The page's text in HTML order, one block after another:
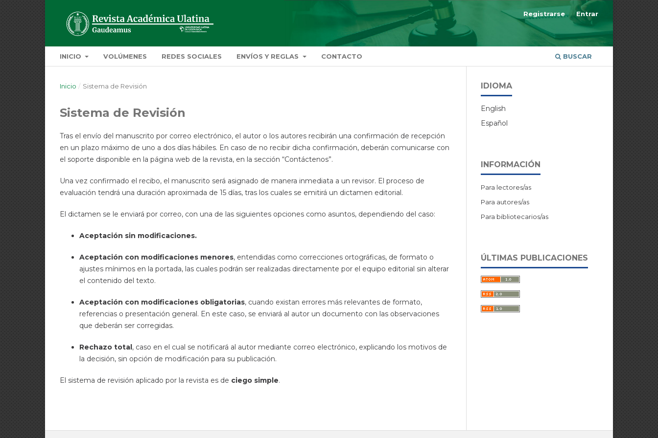
INICIO VOLÚMENES REDES SOCIALES ENVÍOS Y REGLAS CONTACTO BUSCAR
Registrarse Entrar
Inicio / Sistema de Revisión
Sistema de Revisión
Tras el envío del manuscrito por correo electrónico, el autor o los autores recibirán una confirmación de recepción
en un plazo máximo de uno a dos días hábiles. En caso de no recibir dicha confirmación, deberán comunicarse con
el soporte disponible en la página web de la revista, en la sección “Contáctenos”.
Una vez confirmado el recibo, el manuscrito será asignado de manera inmediata a un revisor. El proceso de
evaluación tendrá una duración aproximada de 15 días, tras los cuales se emitirá un dictamen editorial.
El dictamen se le enviará por correo, con una de las siguientes opciones como asuntos, dependiendo del caso:
Aceptación sin modificaciones.
Aceptación con modificaciones menores, entendidas como correcciones ortográficas, de formato o
ajustes mínimos en la portada, las cuales podrán ser realizadas directamente por el equipo editorial sin alterar
el contenido del texto.
Aceptación con modificaciones obligatorias, cuando existan errores más relevantes de formato,
referencias o presentación general. En este caso, se enviará al autor un documento con las observaciones
que deberán ser corregidas.
Rechazo total, caso en el cual se notificará al autor mediante correo electrónico, explicando los motivos de
la decisión, sin opción de modificación para su publicación.
El sistema de revisión aplicado por la revista es de ciego simple.
IDIOMA
English
Español
INFORMACIÓN
Para lectores/as
Para autores/as
Para bibliotecarios/as
ÚLTIMAS PUBLICACIONES